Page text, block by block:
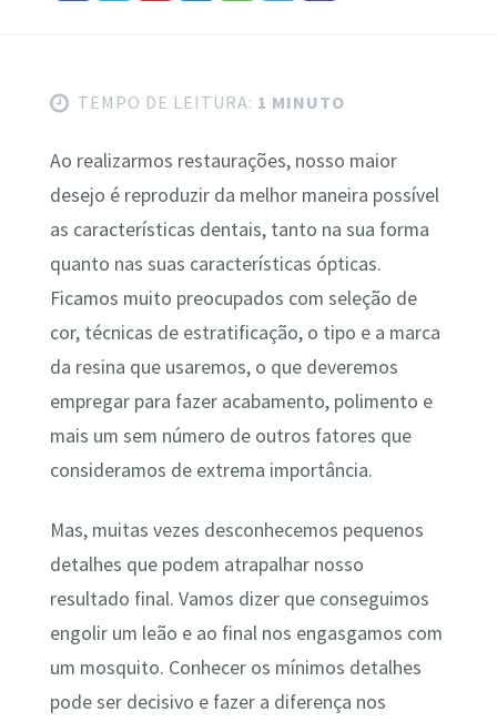
TEMPO DE LEITURA: 1 MINUTO
Ao realizarmos restaurações, nosso maior
desejo é reproduzir da melhor maneira possível
as características dentais, tanto na sua forma
quanto nas suas características ópticas.
Ficamos muito preocupados com seleção de
cor, técnicas de estratificação, o tipo e a marca
da resina que usaremos, o que deveremos
empregar para fazer acabamento, polimento e
mais um sem número de outros fatores que
consideramos de extrema importância.
Mas, muitas vezes desconhecemos pequenos
detalhes que podem atrapalhar nosso
resultado final. Vamos dizer que conseguimos
engolir um leão e ao final nos engasgamos com
um mosquito. Conhecer os mínimos detalhes
pode ser decisivo e fazer a diferença nos